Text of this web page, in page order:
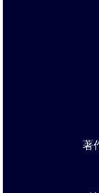
著